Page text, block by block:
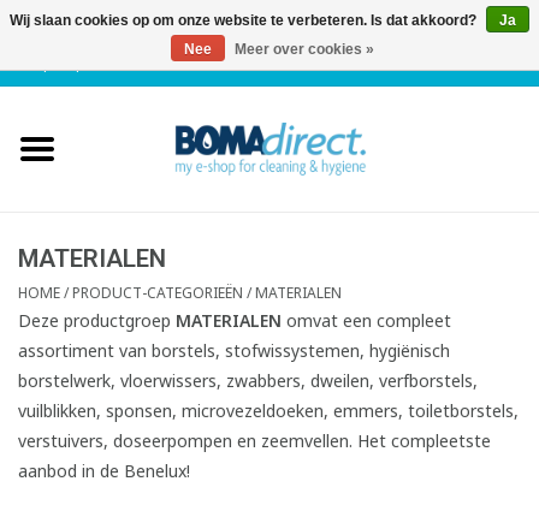
Klantenservice
Blog
MATERIALEN
HOME/PRODUCT-CATEGORIEËN /MATERIALEN
Deze productgroep MATERIALEN omvat een compleet
assortiment van borstels, stofwissystemen, hygiënisch
borstelwerk, vloerwissers, zwabbers, dweilen, verfborstels,
vuilblikken, sponsen, microvezeldoeken, emmers, toiletborstels,
verstuivers, doseerpompen en zeemvellen. Het compleetste
aanbod in de Benelux!
Wij slaan cookies op om onze website te verbeteren. Is dat akkoord?
Ja
Nee
Meer over cookies »